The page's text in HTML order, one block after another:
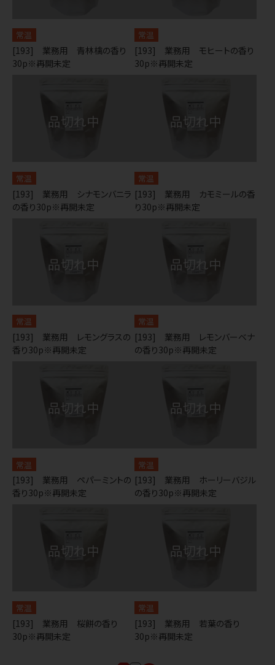
常温
[193] 業務用 青林檎の香り
30p※再開未定
常温
[193] 業務用 モヒートの香り
30p※再開未定
常温
[193] 業務用 シナモンバニラ
の香り30p※再開未定
常温
[193] 業務用 カモミールの香
り30p※再開未定
常温
[193] 業務用 レモングラスの
香り30p※再開未定
常温
[193] 業務用 レモンバーベナ
の香り30p※再開未定
常温
[193] 業務用 ペパーミントの
香り30p※再開未定
常温
[193] 業務用 ホーリーバジル
の香り30p※再開未定
常温
[193] 業務用 桜餅の香り
30p※再開未定
常温
[193] 業務用 若葉の香り
30p※再開未定